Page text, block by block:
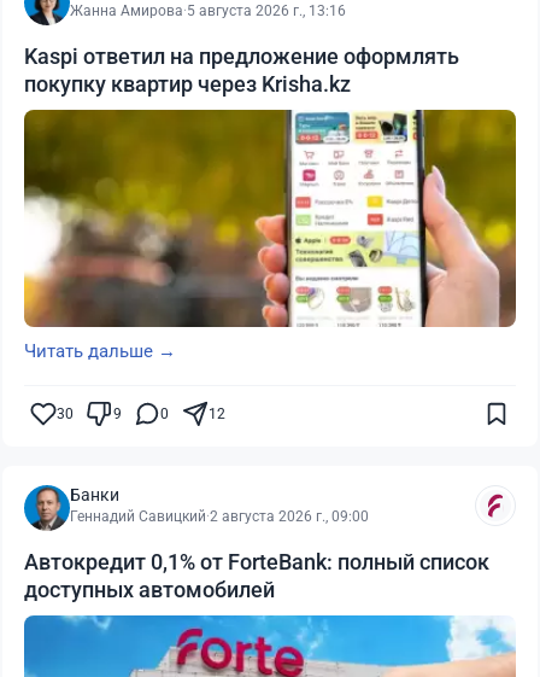
Жанна Амирова·5 августа 2026 г., 13:16
Kaspi ответил на предложение оформлять
покупку квартир через Krisha.kz
Читать дальше →
30 9 0 12
Банки
Геннадий Савицкий·2 августа 2026 г., 09:00
Автокредит 0,1% от ForteBank: полный список
доступных автомобилей